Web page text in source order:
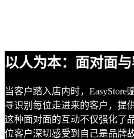
以人为本：面对面
当客户踏入店内时，EasyStore
寻识别每位走进来的客户，提
这种面对面的互动不仅强化了
位客户深切感受到自己是品牌